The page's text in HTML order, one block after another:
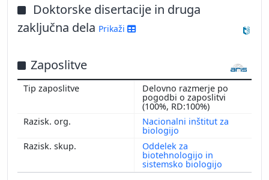
Doktorske disertacije in druga
zaključna dela Prikaži
Zaposlitve
Delovno razmerje po
pogodbi o zaposlitvi
(100%, RD:100%)
Nacionalni inštitut za
biologijo
Oddelek za
biotehnologijo in
sistemsko biologijo